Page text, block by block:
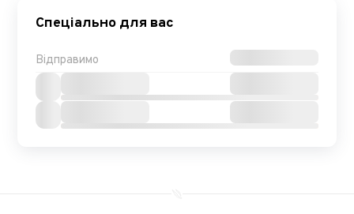
Спеціально для вас
Відправимо